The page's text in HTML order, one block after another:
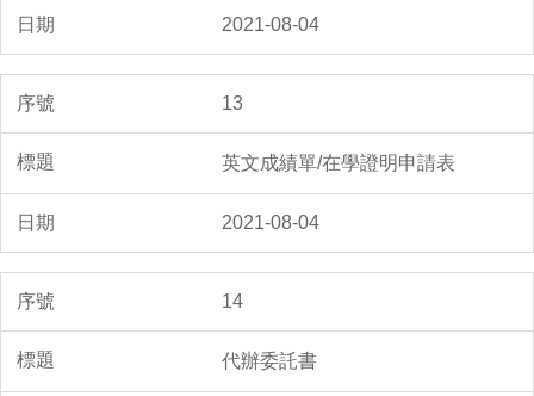
2021-08-04
13
英文成績單/在學證明申請表
2021-08-04
14
代辦委託書